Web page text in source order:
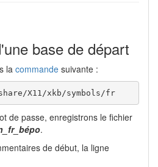
base de départ
la commande suivante :
X11/xkb/symbols/fr
de passe, enregistrons le fichier
.
de début, la ligne